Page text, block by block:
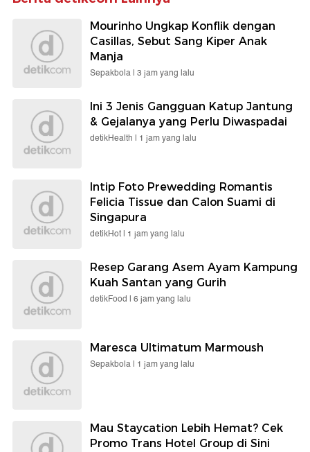
Mourinho Ungkap Konflik dengan
Casillas, Sebut Sang Kiper Anak
Manja
Sepakbola | 3 jam yang lalu
Ini 3 Jenis Gangguan Katup Jantung
& Gejalanya yang Perlu Diwaspadai
detikHealth | 1 jam yang lalu
Intip Foto Prewedding Romantis
Felicia Tissue dan Calon Suami di
Singapura
detikHot | 1 jam yang lalu
Resep Garang Asem Ayam Kampung
Kuah Santan yang Gurih
detikFood | 6 jam yang lalu
Maresca Ultimatum Marmoush
Sepakbola | 1 jam yang lalu
Mau Staycation Lebih Hemat? Cek
Promo Trans Hotel Group di Sini